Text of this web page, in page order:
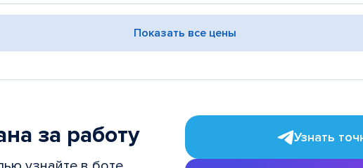
Показать все цены
за работу Узнать